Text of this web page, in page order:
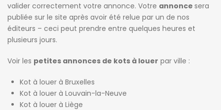
valider correctement votre annonce. Votre annonce sera
publiée sur le site après avoir été relue par un de nos
éditeurs – ceci peut prendre entre quelques heures et
plusieurs jours.
Voir les petites annonces de kots à louer par ville :
Kot à louer à Bruxelles
Kot à louer à Louvain-la-Neuve
Kot à louer à Liège